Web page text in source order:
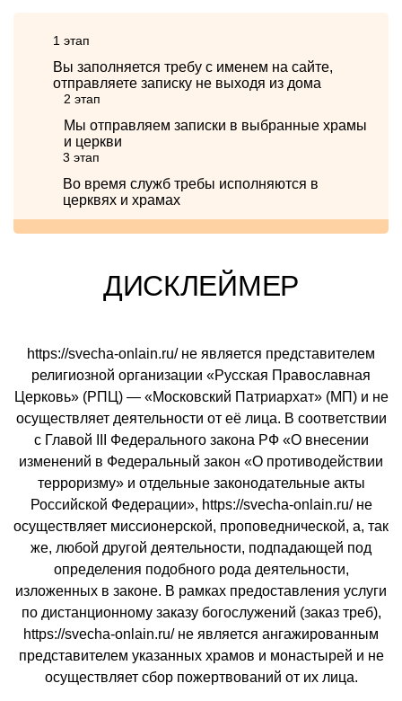
1 этап
Вы заполняется требу с именем на сайте,
отправляете записку не выходя из дома
2 этап
Мы отправляем записки в выбранные храмы
и церкви
3 этап
Во время служб требы исполняются в
церквях и храмах
ДИСКЛЕЙМЕР
https://svecha-onlain.ru/ не является представителем
религиозной организации «Русская Православная
Церковь» (РПЦ) — «Московский Патриархат» (МП) и не
осуществляет деятельности от её лица. В соответствии
с Главой III Федерального закона РФ «О внесении
изменений в Федеральный закон «О противодействии
терроризму» и отдельные законодательные акты
Российской Федерации», https://svecha-onlain.ru/ не
осуществляет миссионерской, проповеднической, а, так
же, любой другой деятельности, подпадающей под
определения подобного рода деятельности,
изложенных в законе. В рамках предоставления услуги
по дистанционному заказу богослужений (заказ треб),
https://svecha-onlain.ru/ не является ангажированным
представителем указанных храмов и монастырей и не
осуществляет сбор пожертвований от их лица.